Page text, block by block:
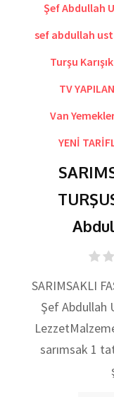
Şef Abdullah
sef abdullah
Turşu
TV
Van
YENİ
SARIMSAKLI
Şef Abdullah
sarımsak 1